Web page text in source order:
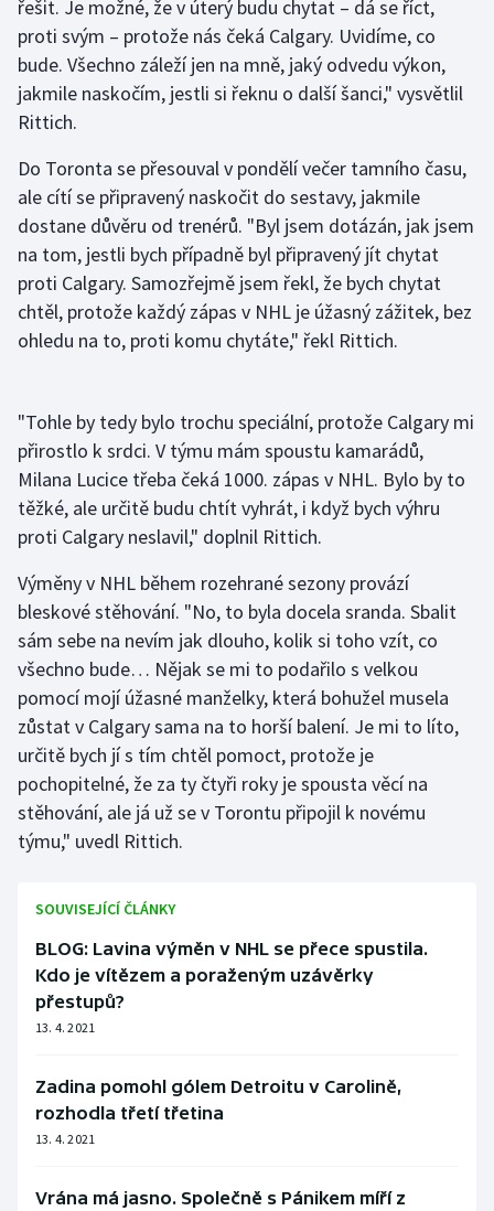
řešit. Je možné, že v úterý budu chytat – dá se říct,
proti svým – protože nás čeká Calgary. Uvidíme, co
bude. Všechno záleží jen na mně, jaký odvedu výkon,
jakmile naskočím, jestli si řeknu o další šanci," vysvětlil
Rittich.
Do Toronta se přesouval v pondělí večer tamního času,
ale cítí se připravený naskočit do sestavy, jakmile
dostane důvěru od trenérů. "Byl jsem dotázán, jak jsem
na tom, jestli bych případně byl připravený jít chytat
proti Calgary. Samozřejmě jsem řekl, že bych chytat
chtěl, protože každý zápas v NHL je úžasný zážitek, bez
ohledu na to, proti komu chytáte," řekl Rittich.
"Tohle by tedy bylo trochu speciální, protože Calgary mi
přirostlo k srdci. V týmu mám spoustu kamarádů,
Milana Lucice třeba čeká 1000. zápas v NHL. Bylo by to
těžké, ale určitě budu chtít vyhrát, i když bych výhru
proti Calgary neslavil," doplnil Rittich.
Výměny v NHL během rozehrané sezony provází
bleskové stěhování. "No, to byla docela sranda. Sbalit
sám sebe na nevím jak dlouho, kolik si toho vzít, co
všechno bude… Nějak se mi to podařilo s velkou
pomocí mojí úžasné manželky, která bohužel musela
zůstat v Calgary sama na to horší balení. Je mi to líto,
určitě bych jí s tím chtěl pomoct, protože je
pochopitelné, že za ty čtyři roky je spousta věcí na
stěhování, ale já už se v Torontu připojil k novému
týmu," uvedl Rittich.
SOUVISEJÍCÍ ČLÁNKY
BLOG: Lavina výměn v NHL se přece spustila.
Kdo je vítězem a poraženým uzávěrky
přestupů?
13. 4. 2021
Zadina pomohl gólem Detroitu v Carolině,
rozhodla třetí třetina
13. 4. 2021
Vrána má jasno. Společně s Pánikem míří z